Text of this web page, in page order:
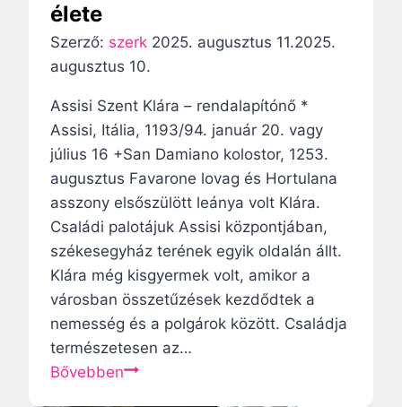
élete
Szerző: szerk 2025. augusztus 11.2025.
augusztus 10.
Assisi Szent Klára – rendalapítónő *
Assisi, Itália, 1193/94. január 20. vagy
július 16 +San Damiano kolostor, 1253.
augusztus Favarone lovag és Hortulana
asszony elsőszülött leánya volt Klára.
Családi palotájuk Assisi központjában,
székesegyház terének egyik oldalán állt.
Klára még kisgyermek volt, amikor a
városban összetűzések kezdődtek a
nemesség és a polgárok között. Családja
természetesen az…
BővebbenA